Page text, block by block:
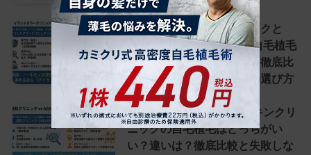
アイランドタワークリニックと
AGAスキンクリニックの自毛植毛
はどっちがいい？違いは？徹底比
較と失敗しない自毛植毛の選び方
親和クリニックとAGAスキンクリ
ニックの自毛植毛はどっちがい
い？違いは？徹底比較と失敗しな